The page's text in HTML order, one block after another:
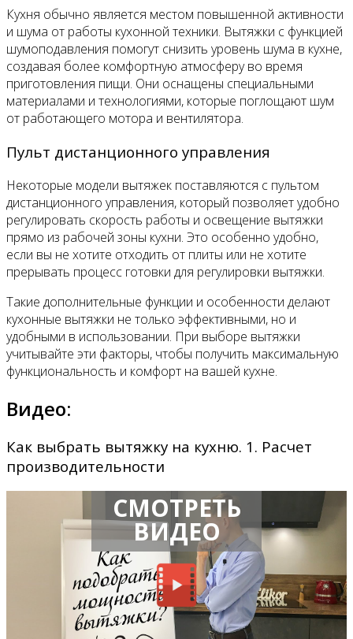
Кухня обычно является местом повышенной активности
и шума от работы кухонной техники. Вытяжки с функцией
шумоподавления помогут снизить уровень шума в кухне,
создавая более комфортную атмосферу во время
приготовления пищи. Они оснащены специальными
материалами и технологиями, которые поглощают шум
от работающего мотора и вентилятора.
Пульт дистанционного управления
Некоторые модели вытяжек поставляются с пультом
дистанционного управления, который позволяет удобно
регулировать скорость работы и освещение вытяжки
прямо из рабочей зоны кухни. Это особенно удобно,
если вы не хотите отходить от плиты или не хотите
прерывать процесс готовки для регулировки вытяжки.
Такие дополнительные функции и особенности делают
кухонные вытяжки не только эффективными, но и
удобными в использовании. При выборе вытяжки
учитывайте эти факторы, чтобы получить максимальную
функциональность и комфорт на вашей кухне.
Видео:
Как выбрать вытяжку на кухню. 1. Расчет
производительности
СМОТРЕТЬ
ВИДЕО